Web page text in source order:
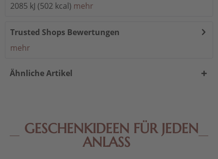
2085 kJ (502 kcal) mehr
Trusted Shops Bewertungen
mehr
Ähnliche Artikel
GESCHENKIDEEN FÜR JEDEN
ANLASS